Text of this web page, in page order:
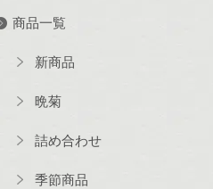
商品一覧
新商品
晩菊
詰め合わせ
季節商品